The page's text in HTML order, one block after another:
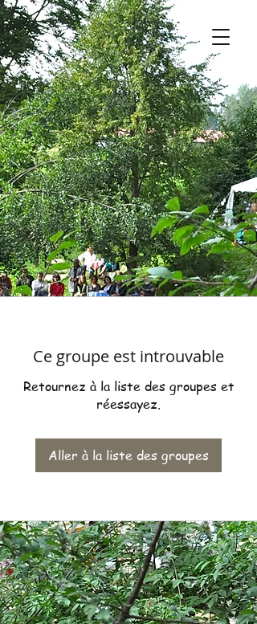
Ce groupe est introuvable
Retournez à la liste des groupes et
réessayez.
Aller à la liste des groupes